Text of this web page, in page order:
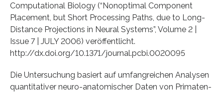
Computational Biology (“Nonoptimal Component
Placement, but Short Processing Paths, due to Long-
Distance Projections in Neural Systems”, Volume 2 |
Issue 7 | JULY 2006) veröffentlicht.
http://dx.doi.org/10.1371/journal.pcbi.0020095
Die Untersuchung basiert auf umfangreichen Analysen
quantitativer neuro-anatomischer Daten von Primaten-